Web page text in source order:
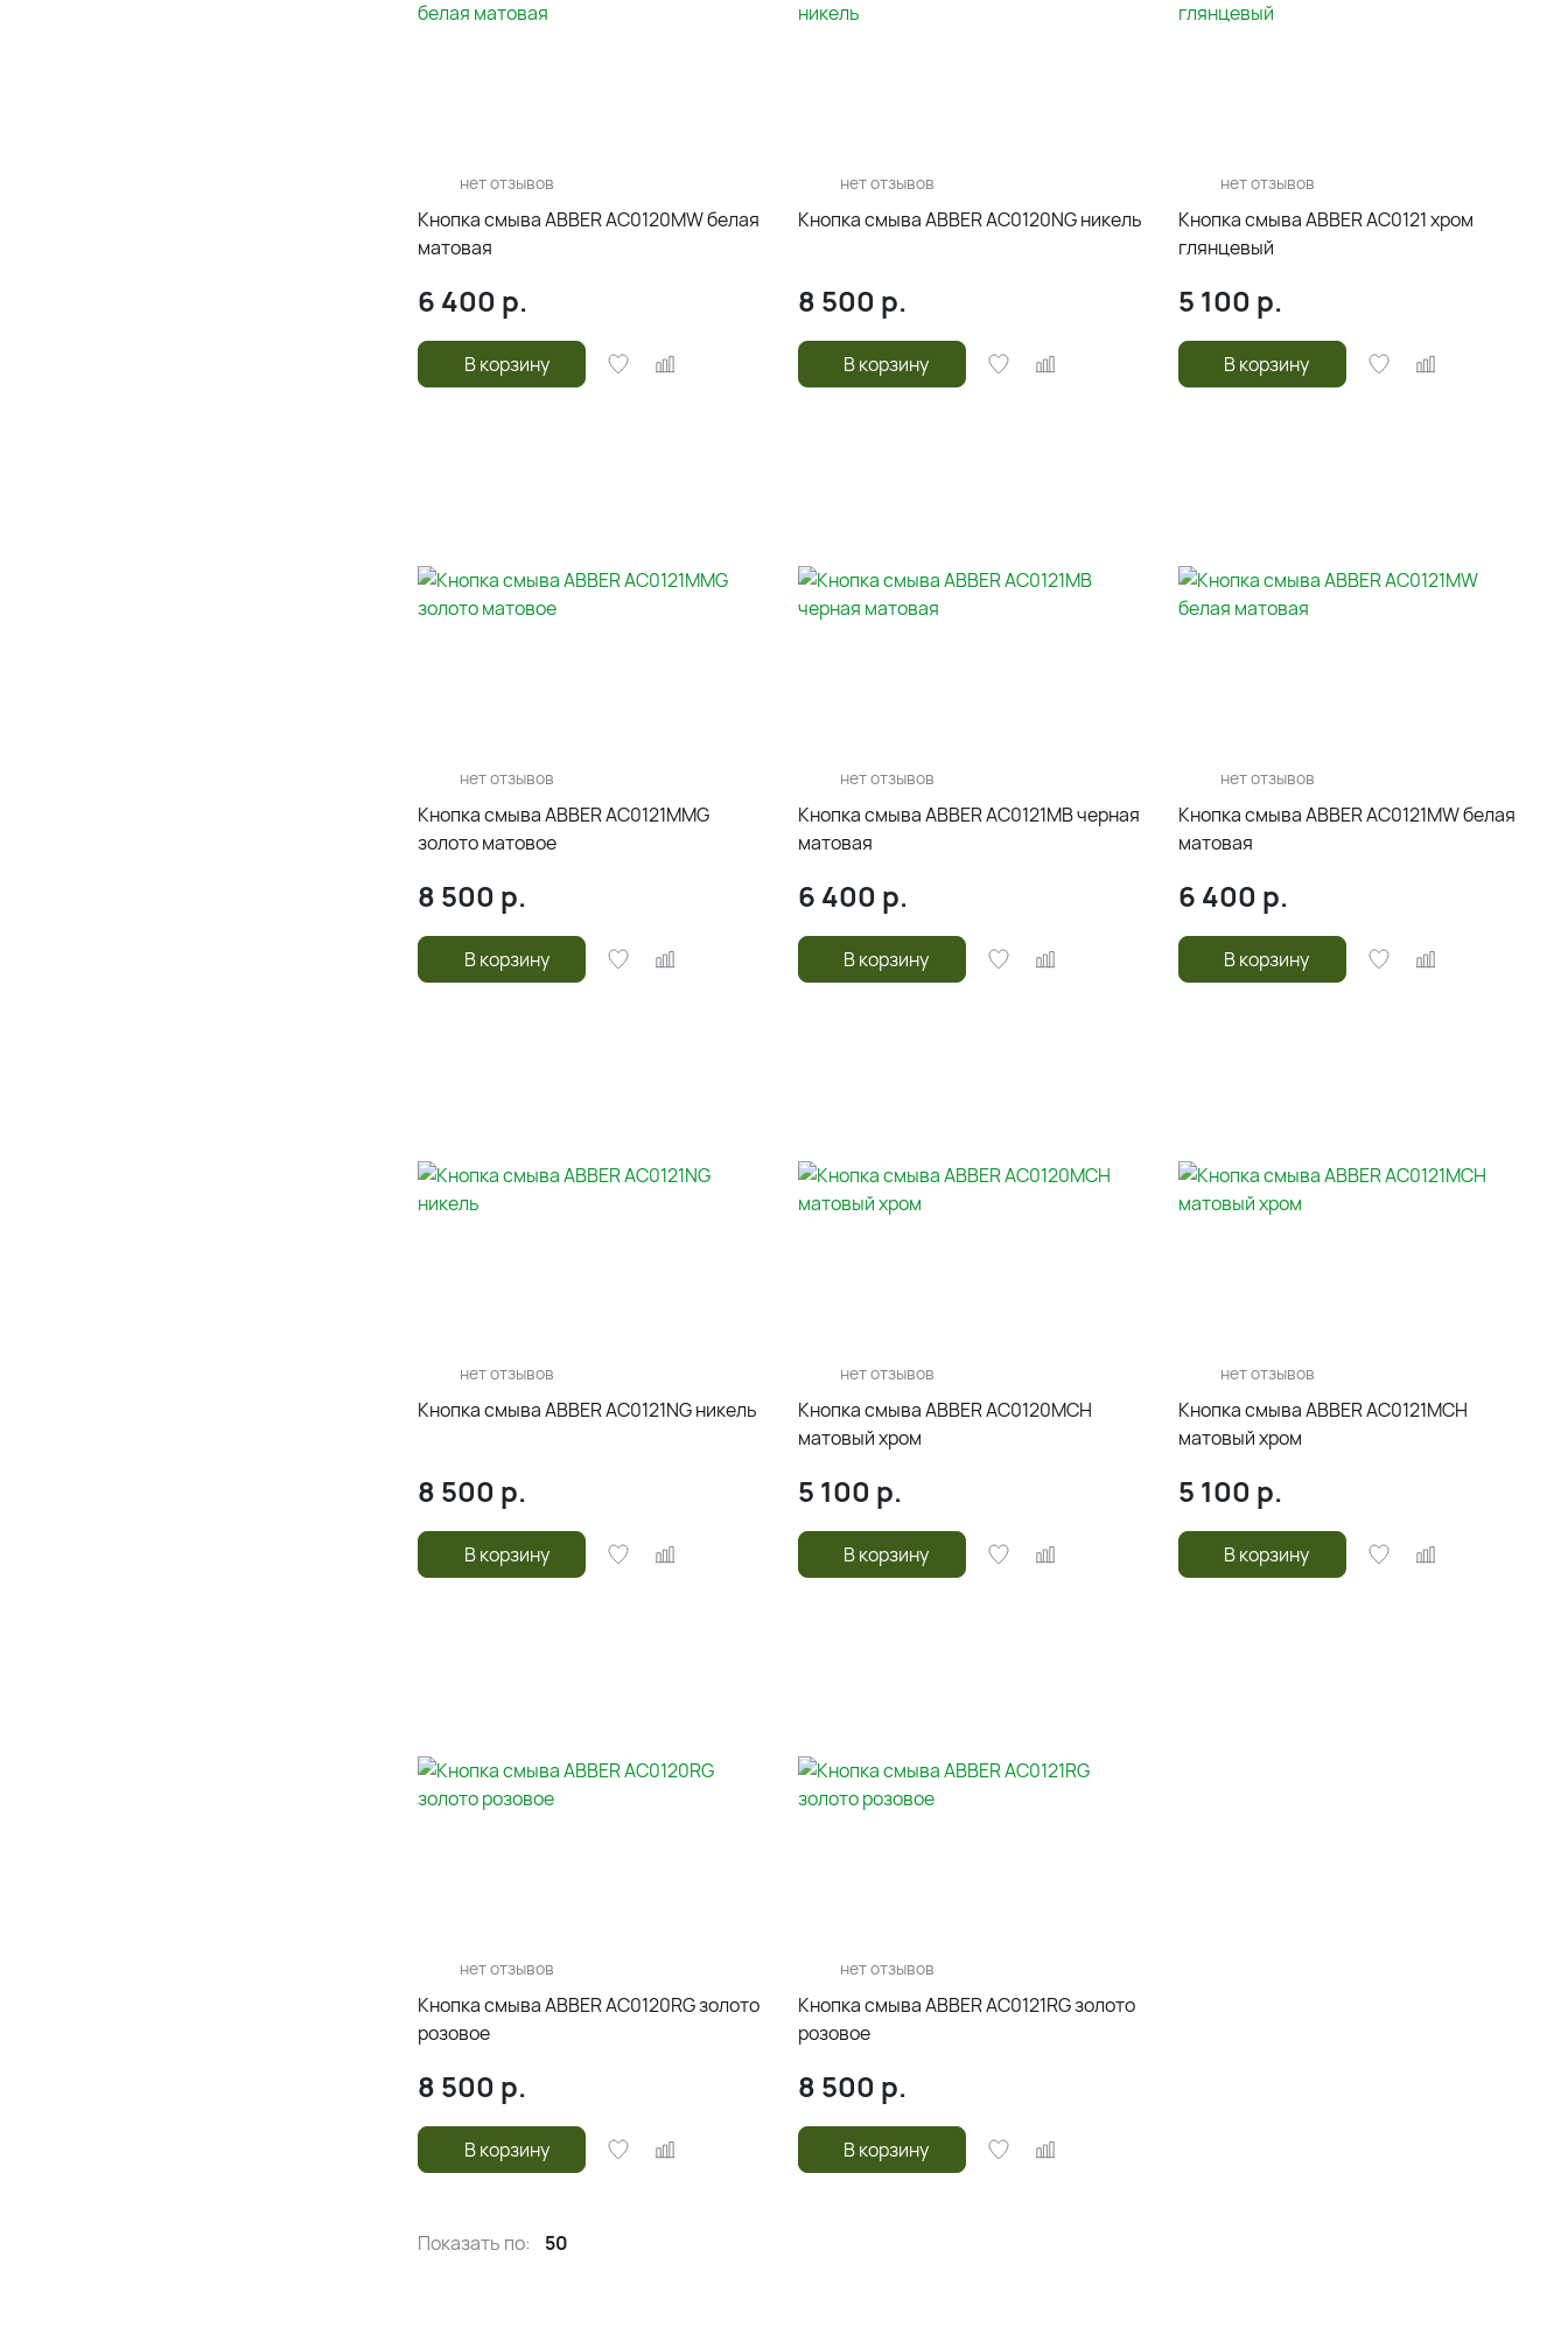
нет отзывов
Кнопка смыва ABBER AC0120MW белая
матовая
6 400 р.
В корзину
нет отзывов
Кнопка смыва ABBER AC0120NG никель
8 500 р.
В корзину
нет отзывов
Кнопка смыва ABBER AC0121 хром
глянцевый
5 100 р.
В корзину
нет отзывов
Кнопка смыва ABBER AC0121MMG
золото матовое
8 500 р.
В корзину
нет отзывов
Кнопка смыва ABBER AC0121MB черная
матовая
6 400 р.
В корзину
нет отзывов
Кнопка смыва ABBER AC0121MW белая
матовая
6 400 р.
В корзину
нет отзывов
Кнопка смыва ABBER AC0121NG никель
8 500 р.
В корзину
нет отзывов
Кнопка смыва ABBER AC0120MCH
матовый хром
5 100 р.
В корзину
нет отзывов
Кнопка смыва ABBER AC0121MCH
матовый хром
5 100 р.
В корзину
нет отзывов
Кнопка смыва ABBER AC0120RG золото
розовое
8 500 р.
В корзину
нет отзывов
Кнопка смыва ABBER AC0121RG золото
розовое
8 500 р.
В корзину
Показать по: 50